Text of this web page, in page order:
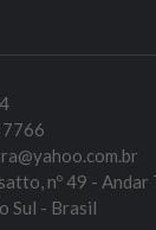
7766
nº 49 - Andar
Sul - Brasil